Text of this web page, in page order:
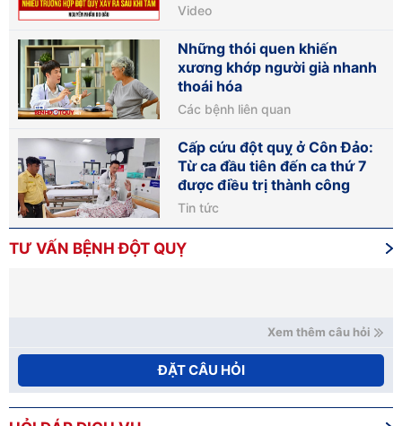
Video
Những thói quen khiến
xương khớp người già nhanh
thoái hóa
Các bệnh liên quan
Cấp cứu đột quỵ ở Côn Đảo:
Từ ca đầu tiên đến ca thứ 7
được điều trị thành công
Tin tức
TƯ VẤN BỆNH ĐỘT QUỴ
Xem thêm câu hỏi
ĐẶT CÂU HỎI